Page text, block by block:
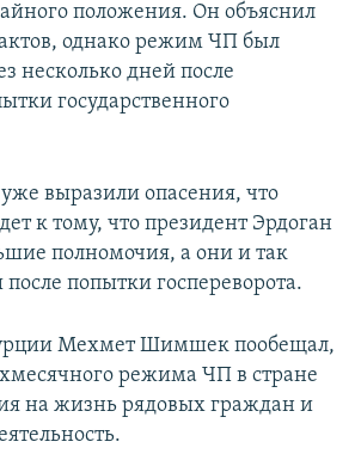
положения. Он объяснил
однако режим ЧП был
несколько дней после
государственного
выразили опасения, что
к тому, что президент Эрдоган
полномочия, а они и так
попытки госпереворота.
Мехмет Шимшек пообещал,
режима ЧП в стране
на жизнь рядовых граждан и